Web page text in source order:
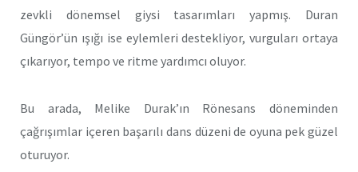
zevkli dönemsel giysi tasarımları yapmış. Duran
Güngör’ün ışığı ise eylemleri destekliyor, vurguları ortaya
çıkarıyor, tempo ve ritme yardımcı oluyor.
Bu arada, Melike Durak’ın Rönesans döneminden
çağrışımlar içeren başarılı dans düzeni de oyuna pek güzel
oturuyor.